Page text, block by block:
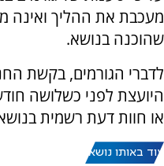
מעכבת את ההליך ואינה
שהוכנה בנושא.
לדברי הגורמים, בקשת
היועצת לפני כשלושה
או חוות דעת רשמית
עוד באותו נושא: